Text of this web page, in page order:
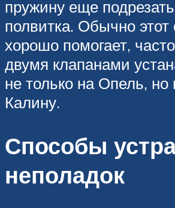
пружину еще
полвитка. Обычно этот
хорошо помогает,
двумя клапанами
не только на Опель,
Калину.
Способы
неполадок